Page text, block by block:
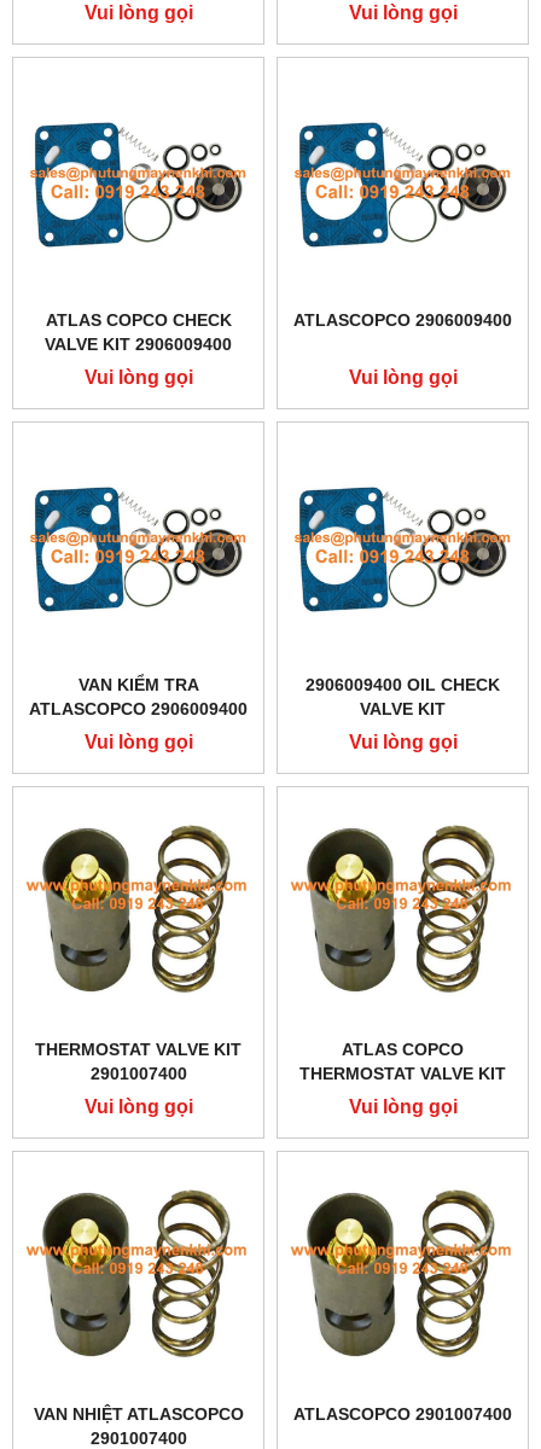
Vui lòng gọi Vui lòng gọi
ATLAS COPCO CHECK
VALVE KIT 2906009400
Vui lòng gọi
ATLASCOPCO 2906009400
Vui lòng gọi
VAN KIỂM TRA
ATLASCOPCO 2906009400
Vui lòng gọi
2906009400 OIL CHECK
VALVE KIT
Vui lòng gọi
THERMOSTAT VALVE KIT
2901007400
Vui lòng gọi
ATLAS COPCO
THERMOSTAT VALVE KIT
2901007400
Vui lòng gọi
VAN NHIỆT ATLASCOPCO
2901007400
ATLASCOPCO 2901007400